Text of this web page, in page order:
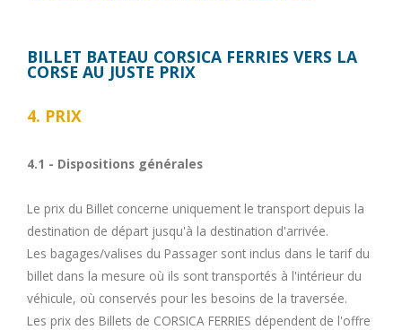
BILLET BATEAU CORSICA FERRIES VERS LA
CORSE AU JUSTE PRIX
4. PRIX
4.1 - Dispositions générales
Le prix du Billet concerne uniquement le transport depuis la
destination de départ jusqu'à la destination d'arrivée.
Les bagages/valises du Passager sont inclus dans le tarif du
billet dans la mesure où ils sont transportés à l'intérieur du
véhicule, où conservés pour les besoins de la traversée.
Les prix des Billets de CORSICA FERRIES dépendent de l'offre